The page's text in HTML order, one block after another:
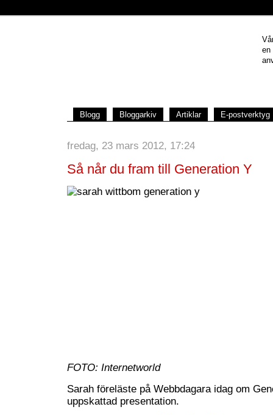
en
Blogg Bloggarkiv Artiklar E-postverktyg
fredag, 23 mars 2012, 17:24
Så når du fram till Generation Y
FOTO: Internetworld
Sarah föreläste på Webbdagara idag om
uppskattad presentation.